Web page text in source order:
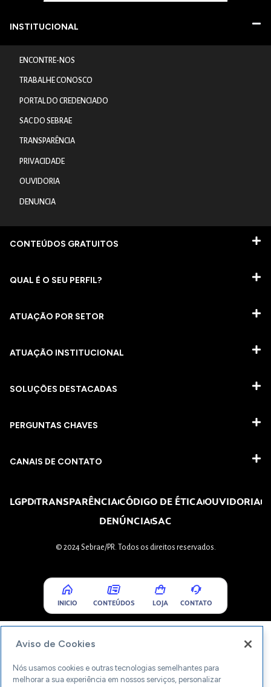
INSTITUCIONAL
ENCONTRE-NOS
TRABALHE CONOSCO
PORTAL DO CREDENCIADO
SAC DO SEBRAE
TRANSPARÊNCIA
PRIVACIDADE
OUVIDORIA
DENUNCIA
CONTEÚDOS GRATUITOS
QUAL É O SEU PERFIL?
ATUAÇÃO POR SETOR
ATUAÇÃO INSTITUCIONAL
SOLUÇÕES DESTACADAS
PERGUNTAS CHAVES​
CANAIS DE CONTATO
LGPDTRANSPARÊNCIACÓDIGO DE ÉTICAOUVIDORIA
DENÚNCIASAC
© 2024 Sebrae/PR. Todos os direitos reservados.
INICIO CONTEÚDOS LOJA CONTATO
Aviso de Cookies
Nós usamos cookies e outras tecnologias semelhantes para
melhorar a sua experiência em nossos serviços, personalizar